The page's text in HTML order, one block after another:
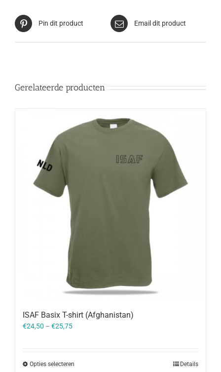
Pin dit product Email dit product
Gerelateerde producten
ISAF Basix T-shirt (Afghanistan)
€24,50 – €25,75
Opties selecteren Details